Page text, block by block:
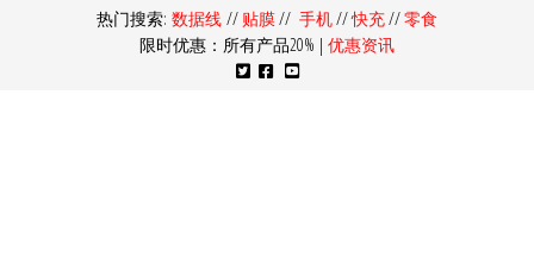
热门搜索: 数据线 // 贴膜// 手机//快充//零食
限时优惠：所有产品20% | 优惠资讯